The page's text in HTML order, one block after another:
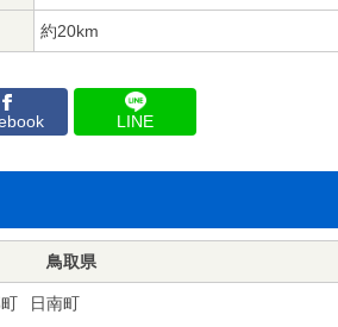
約20km
LINE
鳥取県
日南町